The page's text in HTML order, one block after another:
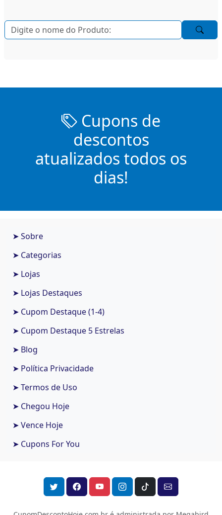
Cupons de
descontos
atualizados todos os
dias!
➤ Sobre
➤ Categorias
➤ Lojas
➤ Lojas Destaques
➤ Cupom Destaque (1-4)
➤ Cupom Destaque 5 Estrelas
➤ Blog
➤ Política Privacidade
➤ Termos de Uso
➤ Chegou Hoje
➤ Vence Hoje
➤ Cupons For You